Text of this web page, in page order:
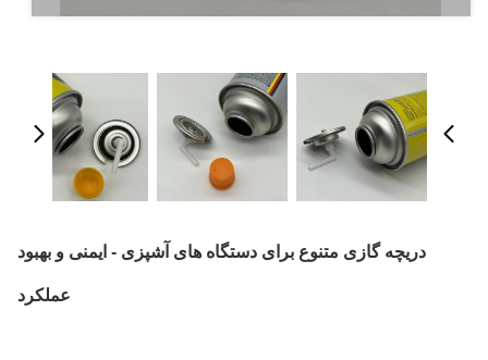
دریچه گازی متنوع برای دستگاه های آشپزی - ایمنی و بهبود
عملکرد